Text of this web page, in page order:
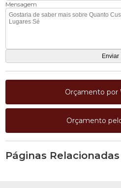
Mensagem
Orçamento por
Orçamento
Páginas